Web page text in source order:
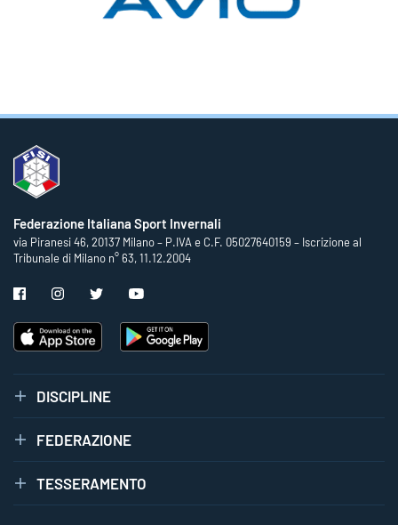
Federazione Italiana Sport Invernali
via Piranesi 46, 20137 Milano – P.IVA e C.F. 05027640159 – Iscrizione al
Tribunale di Milano n° 63, 11.12.2004
DISCIPLINE
FEDERAZIONE
TESSERAMENTO